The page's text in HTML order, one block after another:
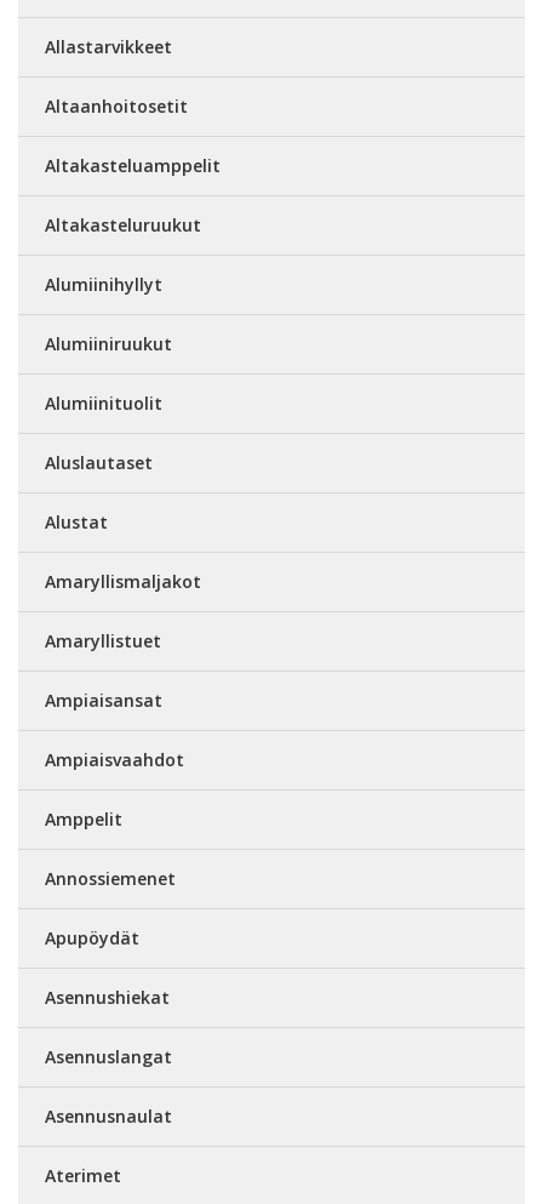
Allastarvikkeet
Altaanhoitosetit
Altakasteluamppelit
Altakasteluruukut
Alumiinihyllyt
Alumiiniruukut
Alumiinituolit
Aluslautaset
Alustat
Amaryllismaljakot
Amaryllistuet
Ampiaisansat
Ampiaisvaahdot
Amppelit
Annossiemenet
Apupöydät
Asennushiekat
Asennuslangat
Asennusnaulat
Aterimet